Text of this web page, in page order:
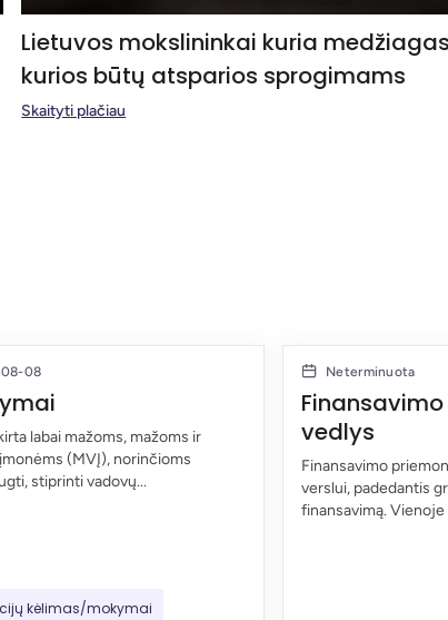
Lietuvos mokslininkai kuria
kurios būtų atsparios sprogimams
Skaityti plačiau
08
labai mažoms, mažoms ir
(MVĮ), norinčioms
stiprinti vadovų...
kėlimas/mokymai
Neterminuota
vedlys
Finansavimo
verslui, padedantis
finansavimą. Vienoje